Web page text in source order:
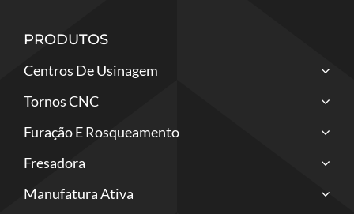
PRODUTOS
Centros De Usinagem
Tornos CNC
Furação E Rosqueamento
Fresadora
Manufatura Ativa